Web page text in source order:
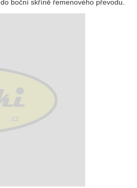
boční skříně řemenového převodu.